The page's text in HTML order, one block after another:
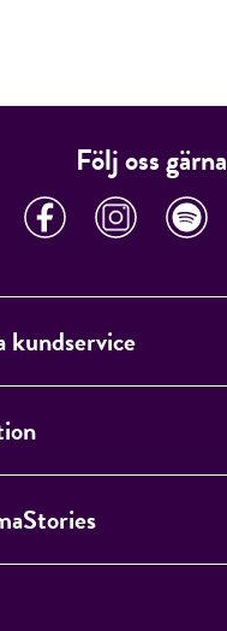
Följ oss gärna
kundservice